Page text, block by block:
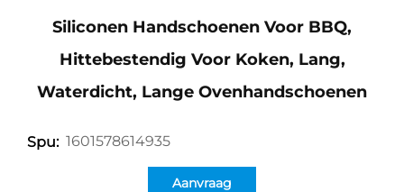
Siliconen Handschoenen Voor BBQ,
Hittebestendig Voor Koken, Lang,
Waterdicht, Lange Ovenhandschoenen
Spu: 1601578614935
Aanvraag